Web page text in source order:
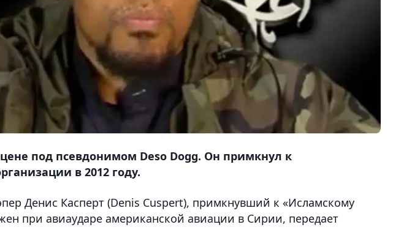
под псевдонимом Deso Dogg. Он примкнул к
в 2012 году.
Денис Касперт (Denis Cuspert), примкнувший к «Исламскому
при авиаударе американской авиации в Сирии, передает